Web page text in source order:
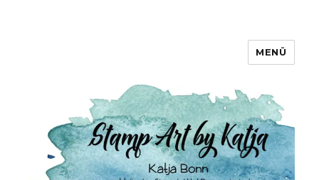
MENÜ